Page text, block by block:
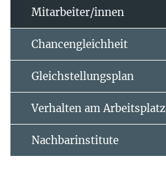
Mitarbeiter/innen
Chancengleichheit
Gleichstellungsplan
Verhalten am Arbeitsplatz
Nachbarinstitute